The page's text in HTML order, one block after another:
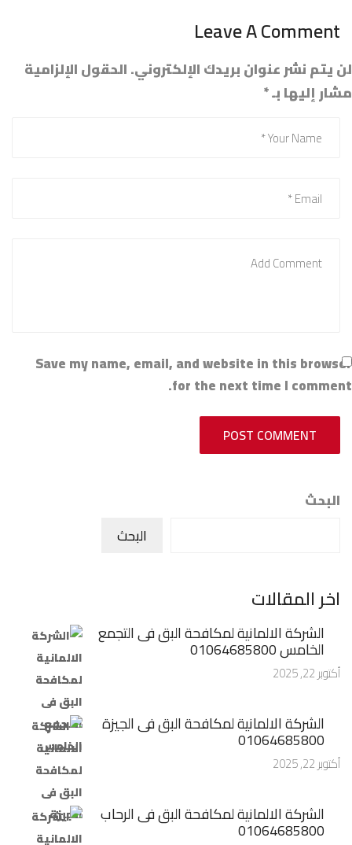
Leave A Comment
لن يتم نشر عنوان بريدك الإلكتروني.الحقول الإلزامية
مشار إليها بـ*
Save my name, email, and website in this browser
for the next time I comment.
POST COMMENT
البحث
البحث
اخر المقالات
الشركة الالمانية لمكافحة البق فى التجمع
الخامس 01064685800
أكتوبر 22, 2025
الشركة الالمانية لمكافحة البق فى الجيزة
01064685800
أكتوبر 22, 2025
الشركة الالمانية لمكافحة البق فى الرحاب
01064685800